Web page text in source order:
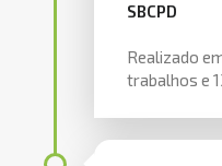
SBCPD
Realizado
trabalhos e